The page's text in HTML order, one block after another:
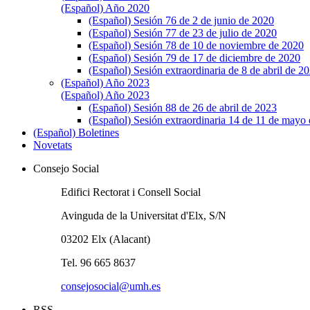
(Español) Año 2020
(Español) Sesión 76 de 2 de junio de 2020
(Español) Sesión 77 de 23 de julio de 2020
(Español) Sesión 78 de 10 de noviembre de 2020
(Español) Sesión 79 de 17 de diciembre de 2020
(Español) Sesión extraordinaria de 8 de abril de
(Español) Año 2023
(Español) Año 2023
(Español) Sesión 88 de 26 de abril de 2023
(Español) Sesión extraordinaria 14 de 11 de mayo
(Español) Boletines
Novetats
Consejo Social
Edifici Rectorat i Consell Social
Avinguda de la Universitat d'Elx, S/N
03202 Elx (Alacant)
Tel. 96 665 8637
consejosocial@umh.es